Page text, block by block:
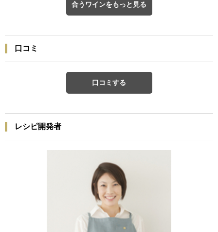
合うワインをもっと見る
口コミ
口コミする
レシピ開発者